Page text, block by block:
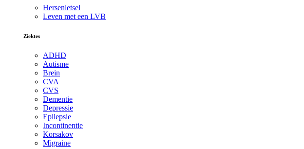
Hersenletsel
Leven met een LVB
Ziektes
ADHD
Autisme
Brein
CVA
CVS
Dementie
Depressie
Epilepsie
Incontinentie
Korsakov
Migraine